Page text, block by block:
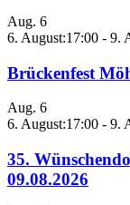
Aug. 6
6. August:17:00 - 9.
Brückenfest
Aug. 6
6. August:17:00 - 9.
35.
09.08.2026